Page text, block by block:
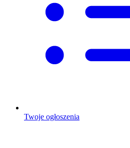
Twoje ogłoszenia